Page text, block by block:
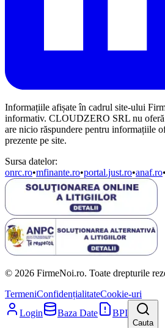
Informațiile afișate în cadrul site-ului
informativ. CLOUDZERO SRL nu oferă
are nicio răspundere pentru informațiile
prezente pe site.
Sursa datelor:
onrc.ro•mfinante.ro•portal.just.ro•anaf.ro•
© 2026 FirmeNoi.ro. Toate drepturile
TermeniConfidențialitateCookie-uri
Login
Baza Date BPI
Cauta